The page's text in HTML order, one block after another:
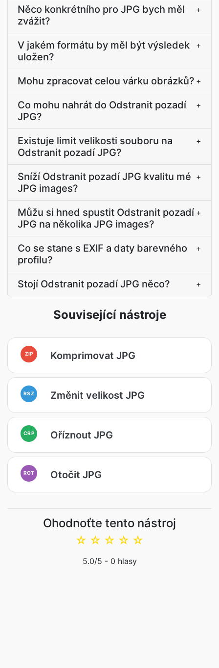
Něco konkrétního pro JPG bych měl
zvážit?
+
V jakém formátu by měl být výsledek
uložen?
+
Mohu zpracovat celou várku obrázků? +
Co mohu nahrát do Odstranit pozadí
JPG?
+
Existuje limit velikosti souboru na
Odstranit pozadí JPG?
+
Sníží Odstranit pozadí JPG kvalitu mé
JPG images?
+
Můžu si hned spustit Odstranit pozadí
JPG na několika JPG images?
+
Co se stane s EXIF a daty barevného
profilu?
+
Stojí Odstranit pozadí JPG něco? +
Související nástroje
ZIP Komprimovat JPG
RSZ Změnit velikost JPG
CRP Oříznout JPG
ROT Otočit JPG
Ohodnoťte tento nástroj
☆
☆
☆
☆
☆
5.0/5 - 0 hlasy